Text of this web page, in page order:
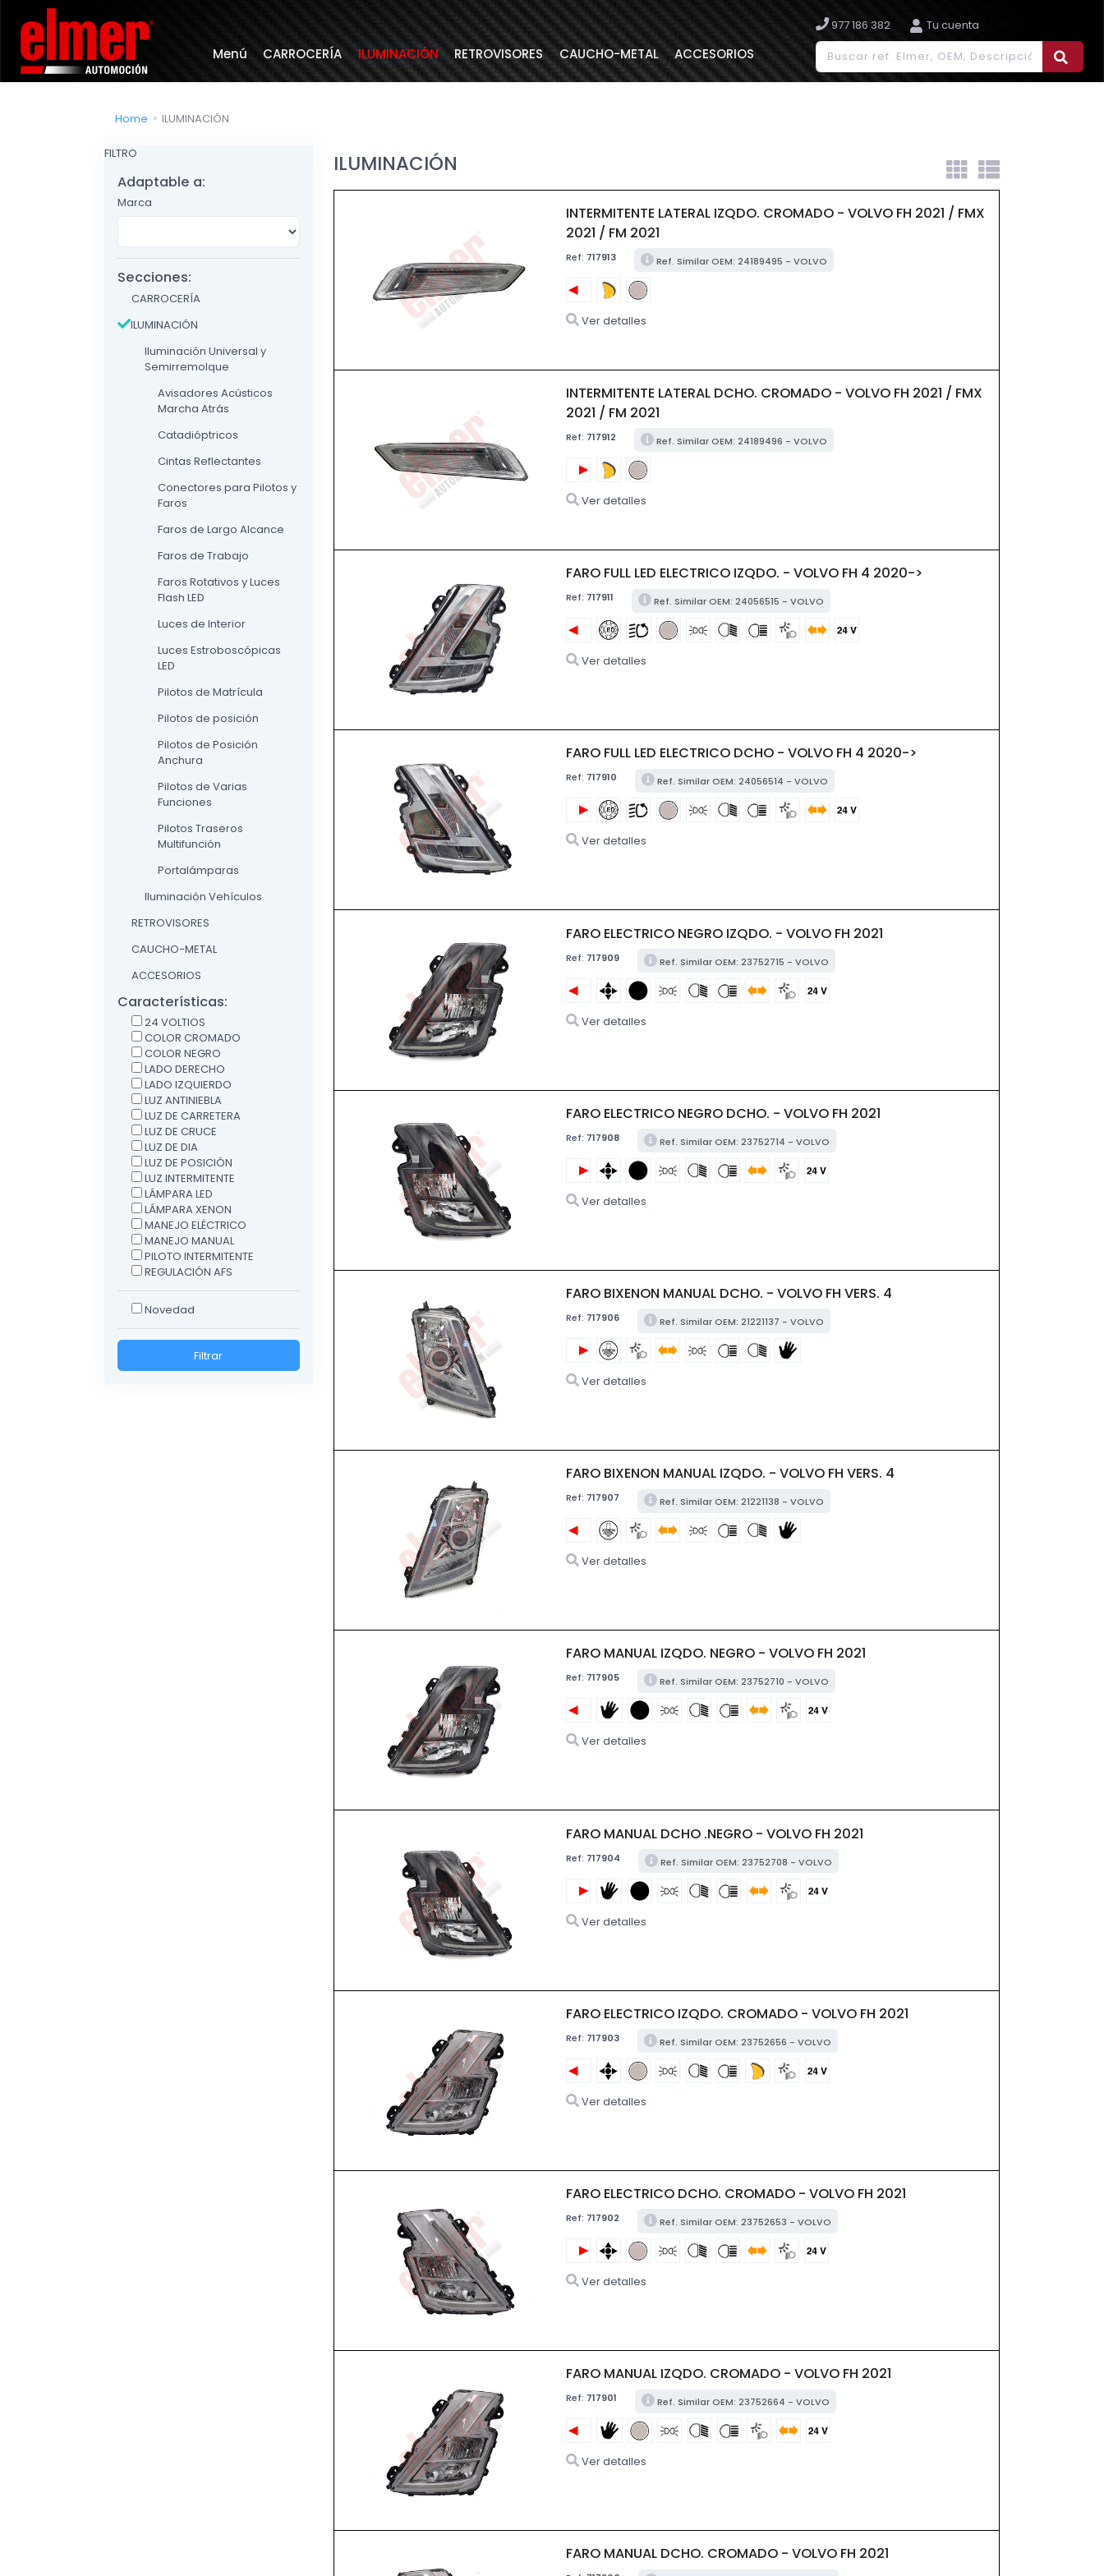
Menú CARROCERÍA ILUMINACIÓN RETROVISORES CAUCHO-METAL ACCESORIOS
977 186 382 Tu cuenta
Home ILUMINACIÓN
FILTRO
Adaptable a:
Marca
Secciones:
CARROCERÍA
ILUMINACIÓN
Iluminación Universal y
Semirremolque
Avisadores Acústicos
Marcha Atrás
Catadióptricos
Cintas Reflectantes
Conectores para Pilotos y
Faros
Faros de Largo Alcance
Faros de Trabajo
Faros Rotativos y Luces
Flash LED
Luces de Interior
Luces Estroboscópicas
LED
Pilotos de Matrícula
Pilotos de posición
Pilotos de Posición
Anchura
Pilotos de Varias
Funciones
Pilotos Traseros
Multifunción
Portalámparas
Iluminación Vehículos
RETROVISORES
CAUCHO-METAL
ACCESORIOS
Características:
24 VOLTIOS
COLOR CROMADO
COLOR NEGRO
LADO DERECHO
LADO IZQUIERDO
LUZ ANTINIEBLA
LUZ DE CARRETERA
LUZ DE CRUCE
LUZ DE DIA
LUZ DE POSICIÓN
LUZ INTERMITENTE
LÁMPARA LED
LÁMPARA XENON
MANEJO ELÉCTRICO
MANEJO MANUAL
PILOTO INTERMITENTE
REGULACIÓN AFS
Novedad
Filtrar
ILUMINACIÓN
INTERMITENTE LATERAL IZQDO. CROMADO - VOLVO FH 2021 / FMX
2021 / FM 2021
Ref: 717913 Ref. Similar OEM: 24189495 - VOLVO
Ver detalles
INTERMITENTE LATERAL DCHO. CROMADO - VOLVO FH 2021 / FMX
2021 / FM 2021
Ref: 717912 Ref. Similar OEM: 24189496 - VOLVO
Ver detalles
FARO FULL LED ELECTRICO IZQDO. - VOLVO FH 4 2020->
Ref: 717911 Ref. Similar OEM: 24056515 - VOLVO
Ver detalles
FARO FULL LED ELECTRICO DCHO - VOLVO FH 4 2020->
Ref: 717910 Ref. Similar OEM: 24056514 - VOLVO
Ver detalles
FARO ELECTRICO NEGRO IZQDO. - VOLVO FH 2021
Ref: 717909 Ref. Similar OEM: 23752715 - VOLVO
Ver detalles
FARO ELECTRICO NEGRO DCHO. - VOLVO FH 2021
Ref: 717908 Ref. Similar OEM: 23752714 - VOLVO
Ver detalles
FARO BIXENON MANUAL DCHO. - VOLVO FH VERS. 4
Ref: 717906 Ref. Similar OEM: 21221137 - VOLVO
Ver detalles
FARO BIXENON MANUAL IZQDO. - VOLVO FH VERS. 4
Ref: 717907 Ref. Similar OEM: 21221138 - VOLVO
Ver detalles
FARO MANUAL IZQDO. NEGRO - VOLVO FH 2021
Ref: 717905 Ref. Similar OEM: 23752710 - VOLVO
Ver detalles
FARO MANUAL DCHO .NEGRO - VOLVO FH 2021
Ref: 717904 Ref. Similar OEM: 23752708 - VOLVO
Ver detalles
FARO ELECTRICO IZQDO. CROMADO - VOLVO FH 2021
Ref: 717903 Ref. Similar OEM: 23752656 - VOLVO
Ver detalles
FARO ELECTRICO DCHO. CROMADO - VOLVO FH 2021
Ref: 717902 Ref. Similar OEM: 23752653 - VOLVO
Ver detalles
FARO MANUAL IZQDO. CROMADO - VOLVO FH 2021
Ref: 717901 Ref. Similar OEM: 23752664 - VOLVO
Ver detalles
FARO MANUAL DCHO. CROMADO - VOLVO FH 2021